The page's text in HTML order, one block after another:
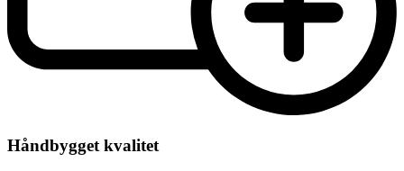
Håndbygget kvalitet